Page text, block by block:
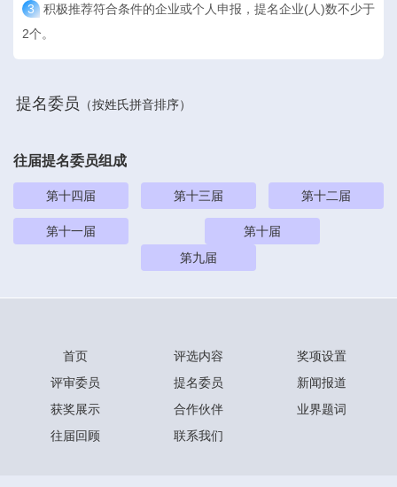
3
积极推荐符合条件的企业或个人申报，提名企业(人)数不少于
2个。
提名委员 （按姓氏拼音排序）
往届提名委员组成
第十四届 第十三届 第十二届
第十一届
第十届
第九届
首页 评选内容
奖项设置
评审委员
提名委员
新闻报道
获奖展示
合作伙伴
业界题词
往届回顾
联系我们